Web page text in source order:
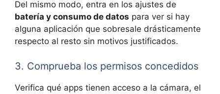
Del mismo modo, entra en los ajustes de
batería y consumo de datos para ver si hay
alguna aplicación que sobresale drásticamente
respecto al resto sin motivos justificados.
3. Comprueba los permisos concedidos
Verifica qué apps tienen acceso a la cámara, el